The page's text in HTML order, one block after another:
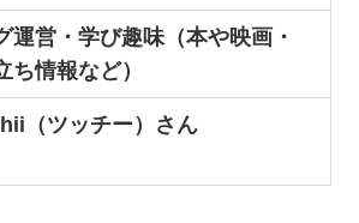
運営・学び趣味（本や映画・
ち情報など）
（ツッチー）さん